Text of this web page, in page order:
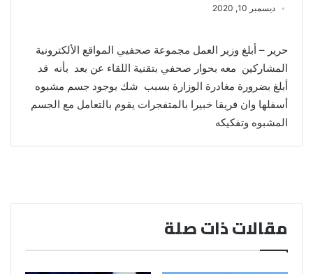
ديسمبر 10, 2020
حرير – أبلغ وزير العمل مجموعة صحفيي المواقع الألكترونية
المشاركين معه بحوار صحفي بتقنية اللقاء عن بعد بأنه قد
أبلغ بضرورة مغادرة الوزارة بسبب شك بوجود جسم مشبوه
أسفلها وان فريقا خبيرا بالمتفجرات يقوم بالتعامل مع الجسم
المشبوه وتفكيكه
مقالات ذات صلة